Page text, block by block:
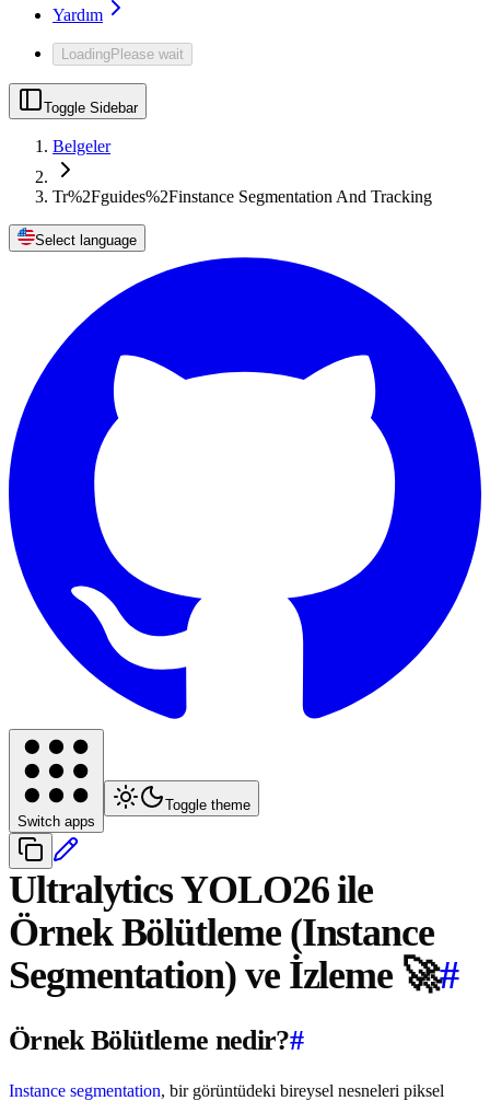
Yardım
LoadingPlease wait
Toggle Sidebar
Belgeler
Tr%2Fguides%2Finstance Segmentation And Tracking
Select language
Switch apps
Toggle theme
Ultralytics YOLO26 ile
Örnek Bölütleme (Instance
Segmentation) ve İzleme 🚀#
Örnek Bölütleme nedir?#
Instance segmentation, bir görüntüdeki bireysel nesneleri piksel